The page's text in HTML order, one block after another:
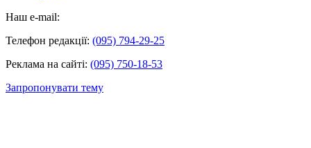
Наш e-mail:
Телефон редакції: (095) 794-29-25
Реклама на сайті: (095) 750-18-53
Запропонувати тему